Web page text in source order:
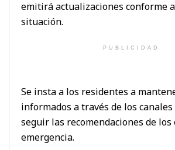
emitirá actualizaciones conforme
situación.
PUBLICIDAD
Se insta a los residentes a
informados a través de los
seguir las recomendaciones de
emergencia.